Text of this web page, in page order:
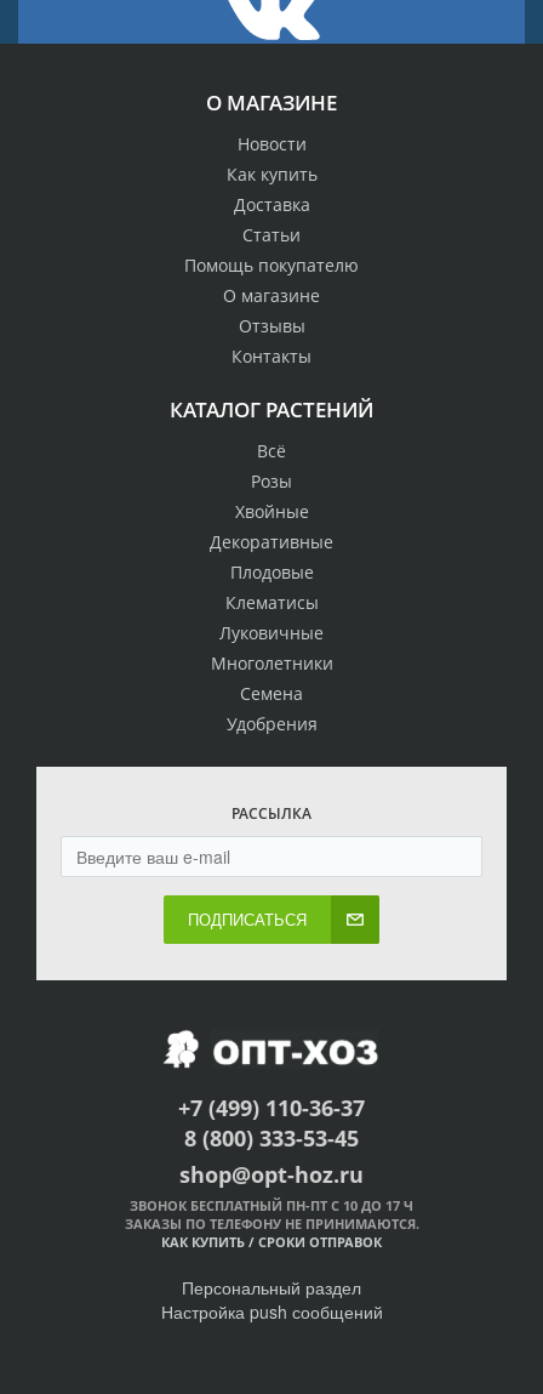
О МАГАЗИНЕ
Новости
Как купить
Доставка
Статьи
Помощь покупателю
О магазине
Отзывы
Контакты
КАТАЛОГ РАСТЕНИЙ
Всё
Розы
Хвойные
Декоративные
Плодовые
Клематисы
Луковичные
Многолетники
Семена
Удобрения
РАССЫЛКА
ПОДПИСАТЬСЯ
+7 (499) 110-36-37
8 (800) 333-53-45
shop@opt-hoz.ru
ЗВОНОК БЕСПЛАТНЫЙ ПН-ПТ С 10 ДО 17 Ч
ЗАКАЗЫ ПО ТЕЛЕФОНУ НЕ ПРИНИМАЮТСЯ.
КАК КУПИТЬ / СРОКИ ОТПРАВОК
Персональный раздел
Настройка push сообщений